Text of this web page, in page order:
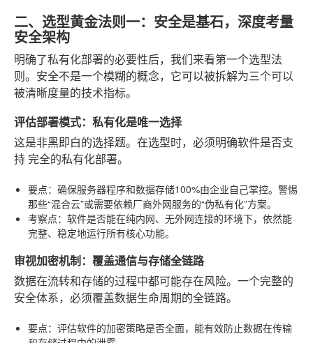
二、选型黄金法则一：安全是基石，深度考量
安全架构
明确了私有化部署的必要性后，我们来看第一个选型法
则。安全不是一个模糊的概念，它可以被拆解为三个可以
被清晰度量的技术指标。
评估部署模式：私有化是唯一选择
这是非黑即白的选择题。在选型时，必须明确软件是否支
持 完全的私有化部署。
要点：确保服务器程序和数据存储100%由企业自己掌控。警惕
那些“混合云”或需要依赖厂商外网服务的“伪私有化”方案。
考察点：软件是否能在纯内网、无外网连接的环境下，依然能
完整、稳定地运行所有核心功能。
审视加密机制：覆盖通信与存储全链路
数据在流转和存储的过程中都可能存在风险。一个完整的
安全体系，必须覆盖数据生命周期的全链路。
要点：评估软件的加密策略是否全面，能有效防止数据在传输